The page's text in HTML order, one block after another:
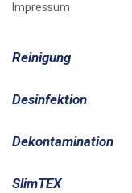
Impressum
Reinigung
Desinfektion
Dekontamination
SlimTEX